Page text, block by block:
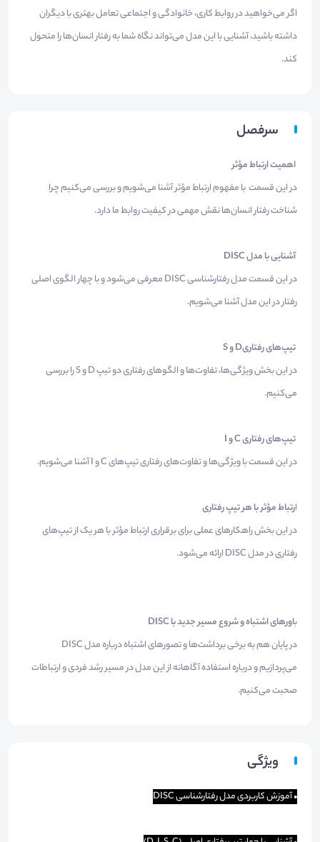
اگر می‌خواهید در روابط کاری، خانوادگی و اجتماعی تعامل بهتری با دیگران
داشته باشید، آشنایی با این مدل می‌تواند نگاه شما به رفتار انسان‌ها را متحول
کند.
سرفصل
اهمیت ارتباط مؤثر
در این قسمت با مفهوم ارتباط مؤثر آشنا می‌شویم و بررسی می‌کنیم چرا
شناخت رفتار انسان‌ها نقش مهمی در کیفیت روابط ما دارد.
آشنایی با مدل DISC
در این قسمت مدل رفتارشناسی DISC معرفی می‌شود و با چهار الگوی اصلی
رفتار در این مدل آشنا می‌شویم.
تیپ‌های رفتاریD و S
در این بخش ویژگی‌ها، تفاوت‌ها و الگوهای رفتاری دو تیپ D و S را بررسی
می‌کنیم.
تیپ‌های رفتاری C و I
در این قسمت با ویژگی‌ها و تفاوت‌های رفتاری تیپ‌های C و I آشنا می‌شویم.
ارتباط مؤثر با هر تیپ رفتاری
در این بخش راهکارهای عملی برای برقراری ارتباط مؤثر با هر یک از تیپ‌های
رفتاری در مدل DISC ارائه می‌شود.
باورهای اشتباه و شروع مسیر جدید با DISC
در پایان هم به برخی برداشت‌ها و تصورهای اشتباه درباره مدل DISC
می‌پردازیم و درباره استفاده آگاهانه از این مدل در مسیر رشد فردی و ارتباطات
صحبت می‌کنیم.
ویژگی
• آموزش کاربردی مدل رفتارشناسی DISC